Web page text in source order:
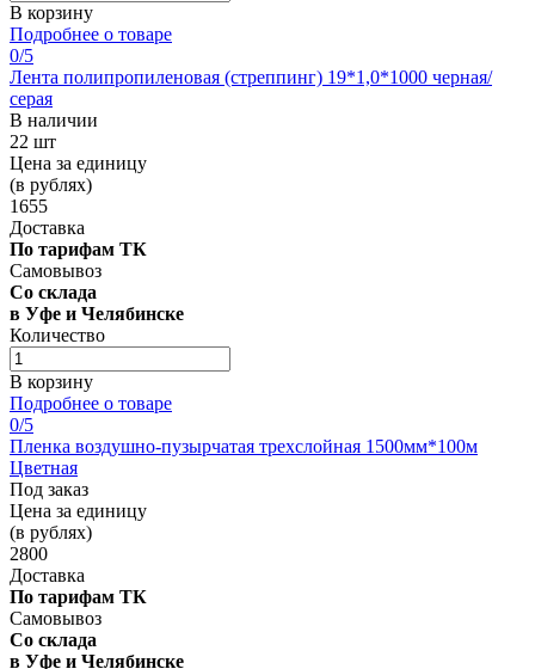
В корзину
Подробнее о товаре
0/5
Лента полипропиленовая (стреппинг) 19*1,0*1000 черная/
серая
В наличии
22 шт
Цена за единицу
(в рублях)
1655
Доставка
По тарифам ТК
Самовывоз
Со склада
в Уфе и Челябинске
Количество
В корзину
Подробнее о товаре
0/5
Пленка воздушно-пузырчатая трехслойная 1500мм*100м
Цветная
Под заказ
Цена за единицу
(в рублях)
2800
Доставка
По тарифам ТК
Самовывоз
Со склада
в Уфе и Челябинске